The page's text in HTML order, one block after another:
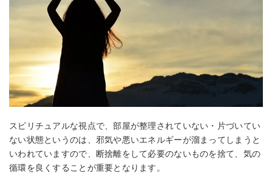
スピリチュアルな視点で、部屋が整理されていない・片づいてい
ない状態というのは、邪気や悪いエネルギーが溜まってしまうと
いわれていますので、断捨離をして必要のないものを捨て、気の
循環を良くすることが重要となります。